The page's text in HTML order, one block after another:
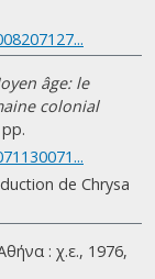
âge: le
colonial
de Chrysa
: χ.ε., 1976,